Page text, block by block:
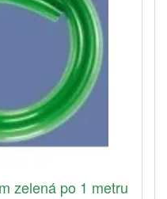
zelená po 1 metru